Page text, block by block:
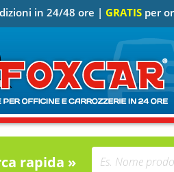
in 24/48 ore | GRATIS per
rapida »